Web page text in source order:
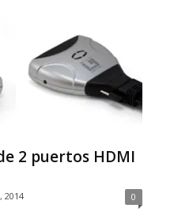
2 puertos HDMI
2014 0